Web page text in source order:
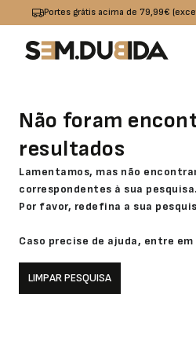
Portes grátis acima de 79,99€
Calças
Calções
Praia
Sandalias I
Chinelos
Bolsas
Bones
MULHER
Não foram
resultados
Lamentamos, mas não
correspondentes à sua pesquisa.
Por favor, redefina a sua
Caso precise de ajuda, entre
LIMPAR PESQUISA